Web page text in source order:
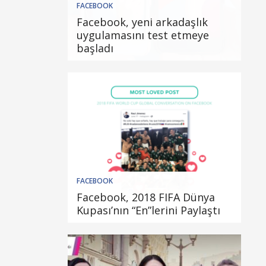
FACEBOOK
Facebook, yeni arkadaşlık
uygulamasını test etmeye
başladı
FACEBOOK
Facebook, 2018 FIFA Dünya
Kupası’nın “En”lerini Paylaştı